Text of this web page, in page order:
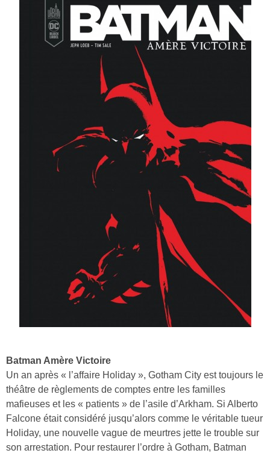
Batman Amère Victoire
Un an après « l’affaire Holiday », Gotham City est toujours le
théâtre de règlements de comptes entre les familles
mafieuses et les « patients » de l’asile d’Arkham. Si Alberto
Falcone était considéré jusqu’alors comme le véritable tueur
Holiday, une nouvelle vague de meurtres jette le trouble sur
son arrestation. Pour restaurer l’ordre à Gotham, Batman